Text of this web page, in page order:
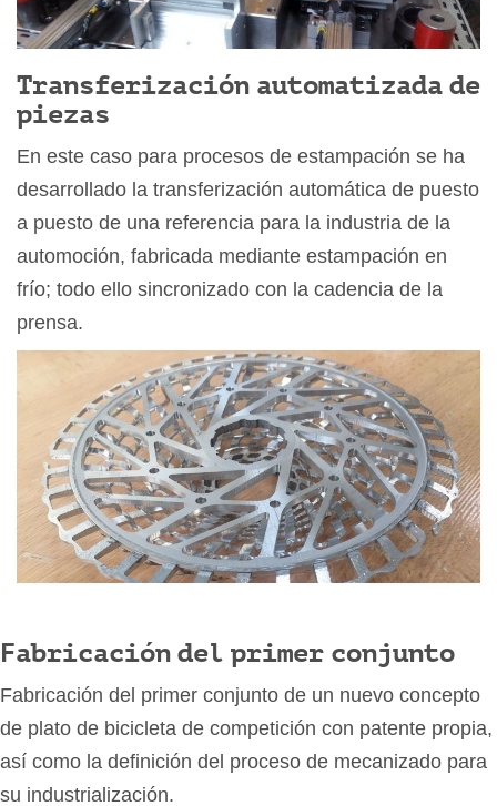
Transferización automatizada de
piezas
En este caso para procesos de estampación se ha
desarrollado la transferización automática de puesto
a puesto de una referencia para la industria de la
automoción, fabricada mediante estampación en
frío; todo ello sincronizado con la cadencia de la
prensa.
Fabricación del primer conjunto
Fabricación del primer conjunto de un nuevo concepto
de plato de bicicleta de competición con patente propia,
así como la definición del proceso de mecanizado para
su industrialización.